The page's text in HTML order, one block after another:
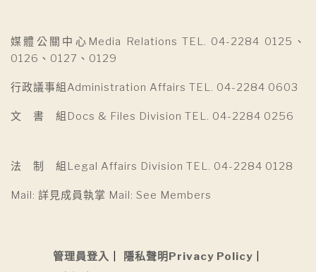
媒體公關中心Media Relations TEL. 04-2284 0125、
0126、0127、0129
行政議事組Administration Affairs TEL. 04-2284 0603
文 書 組Docs & Files Division TEL. 04-2284 0256
法 制 組Legal Affairs Division TEL. 04-2284 0128
Mail: 詳見成員執掌 Mail: See Members
管理員登入
隱私聲明Privacy Policy